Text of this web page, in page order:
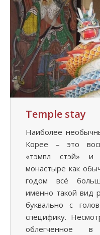
Temple stay
Наиболее
Корее – это
«тэмпл стэй» и
монастыре как
годом всё
именно такой вид
буквально с
специфику.
облегченное в